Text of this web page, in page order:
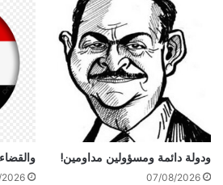
ودولة دائمة ومسؤولين مداومين!
07/08/2026